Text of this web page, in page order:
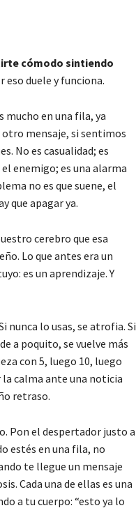
cómodo sintiendo
eso duele y funciona.
mucho en una fila, ya
otro mensaje, si sentimos
No es casualidad; es
enemigo; es una alarma
no es que suene, el
que apagar ya.
cerebro que esa
Lo que antes era un
es un aprendizaje. Y
nunca lo usas, se atrofia. Si
a poquito, se vuelve más
con 5, luego 10, luego
la calma ante una noticia
retraso.
Pon el despertador justo a
estés en una fila, no
te llegue un mensaje
Cada una de ellas es una
a tu cuerpo: “esto ya lo